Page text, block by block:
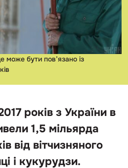
бути пов’язано із
років з України в
1,5 мільярда
від вітчизняного
і кукурудзи.